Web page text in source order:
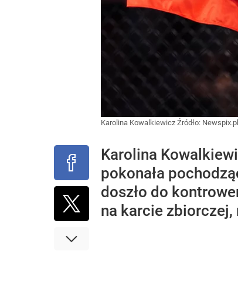
Karolina Kowalkiewicz Źródło: Newspix.pl
Karolina
pokonała
doszło do
na karcie zbiorczej,